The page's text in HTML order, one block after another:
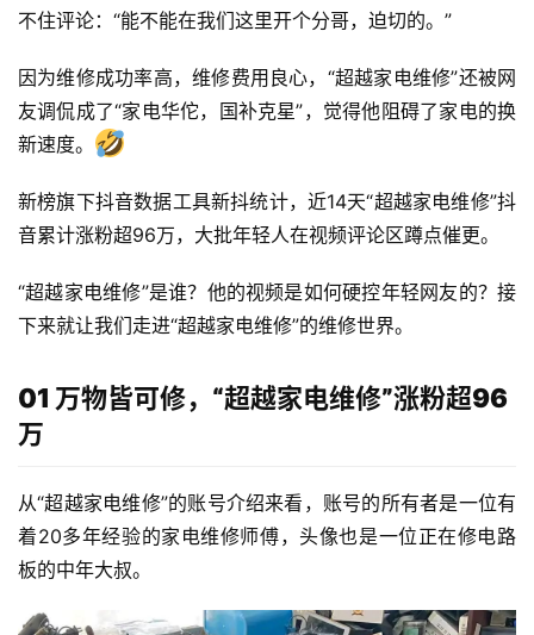
不住评论：“能不能在我们这里开个分哥，迫切的。”
因为维修成功率高，维修费用良心，“超越家电维修”还被网
友调侃成了“家电华佗，国补克星”，觉得他阻碍了家电的换
新速度。
新榜旗下抖音数据工具新抖统计，近14天“超越家电维修”抖
音累计涨粉超96万，大批年轻人在视频评论区蹲点催更。
“超越家电维修”是谁？他的视频是如何硬控年轻网友的？接
下来就让我们走进“超越家电维修”的维修世界。
01 万物皆可修，“超越家电维修”涨粉超96
万
从“超越家电维修”的账号介绍来看，账号的所有者是一位有
着20多年经验的家电维修师傅，头像也是一位正在修电路
板的中年大叔。